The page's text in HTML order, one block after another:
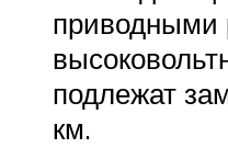
приводными
подлежат
км.